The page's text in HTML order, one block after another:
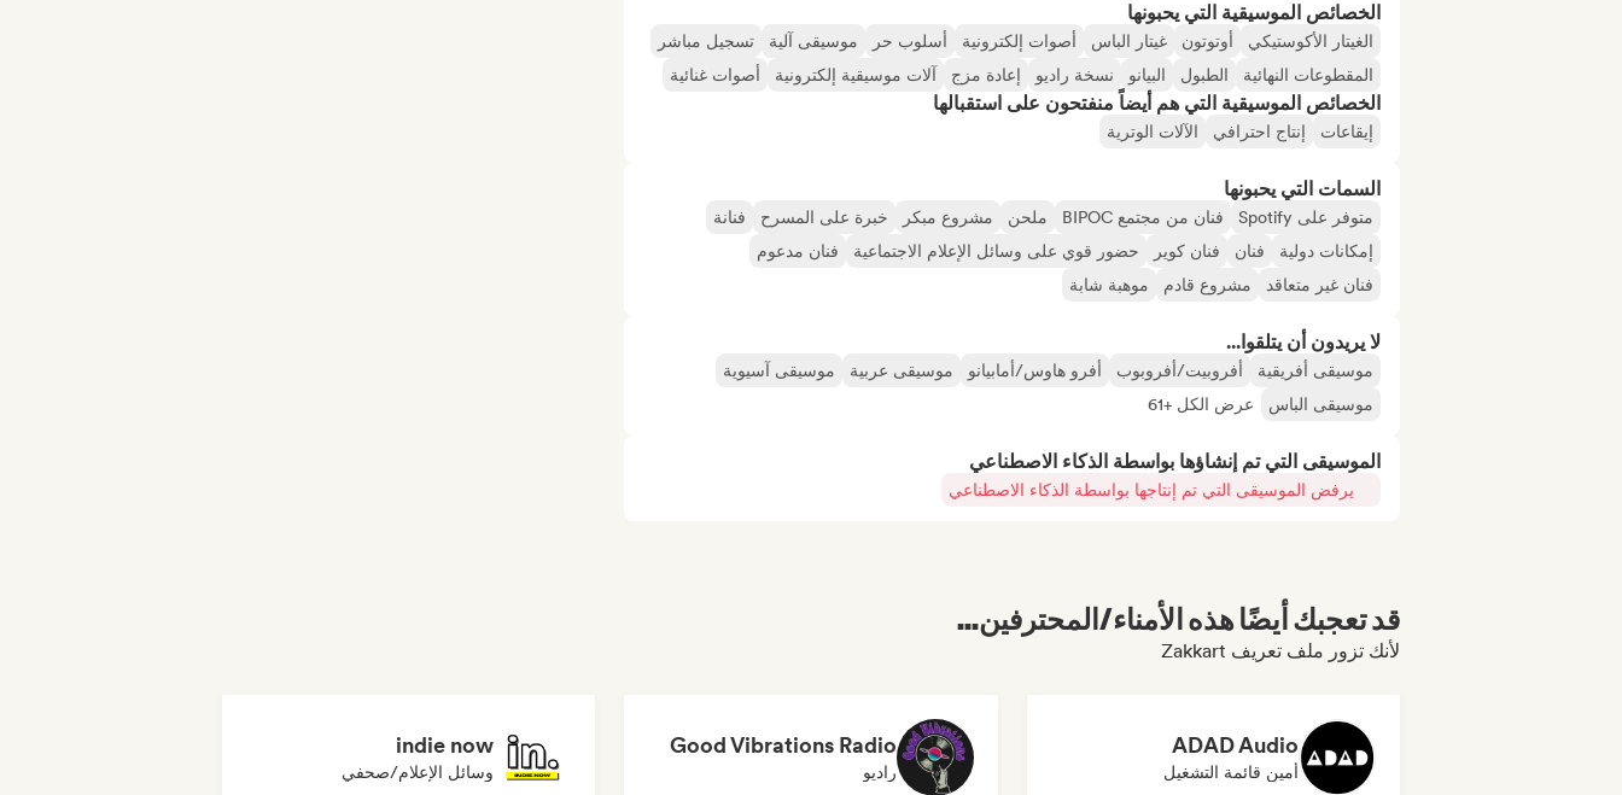
الخصائص الموسيقية التي يحبونها
الغيتار الأكوستيكي أوتوتون غيتار الباس أصوات إلكترونية أسلوب حر موسيقى آلية
تسجيل مباشر
المقطوعات النهائية
الطبول البيانو نسخة راديو إعادة مزج آلات موسيقية إلكترونية أصوات غنائية
الخصائص الموسيقية التي هم أيضاً منفتحون على استقبالها
إيقاعات إنتاج احترافي الآلات الوترية
السمات التي يحبونها
متوفر على Spotify فنان من مجتمع BIPOC ملحن مشروع مبكر خبرة على المسرح
فنانة
إمكانات دولية
فنان فنان كوير حضور قوي على وسائل الإعلام الاجتماعية
فنان مدعوم
فنان غير متعاقد
مشروع قادم موهبة شابة
لا يريدون أن يتلقوا...
موسيقى أفريقية أفروبيت/أفروبوب أفرو هاوس/أمابيانو موسيقى عربية
موسيقى آسيوية
موسيقى الباس
عرض الكل +61
الموسيقى التي تم إنشاؤها بواسطة الذكاء الاصطناعي
يرفض الموسيقى التي تم إنتاجها بواسطة الذكاء الاصطناعي
قد تعجبك أيضًا هذه الأمناء/المحترفين...
لأنك تزور ملف تعريف Zakkart
ADAD Audio
أمين قائمة التشغيل
Good Vibrations Radio
راديو
indie now
وسائل الإعلام/صحفي